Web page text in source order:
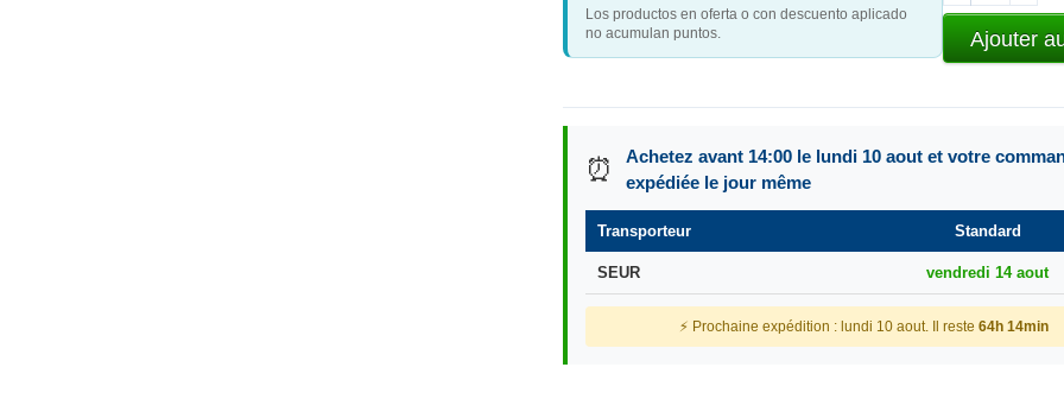
Los productos en oferta o con descuento aplicado
no acumulan puntos.
Ajouter
⏰
Achetez avant 14:00 le lundi 10 aout et votre
expédiée le jour même
Transporteur Standard
SEUR vendredi 14 aout
⚡ Prochaine expédition : lundi 10 aout. Il reste 64h 14min